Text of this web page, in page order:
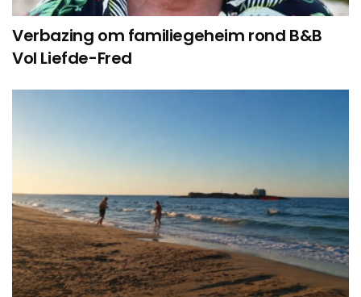
Verbazing om familiegeheim rond B&B
Vol Liefde-Fred